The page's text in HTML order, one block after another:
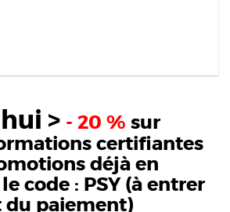
> - 20 % sur
certifiantes
déjà en
code : PSY(à entrer
paiement)